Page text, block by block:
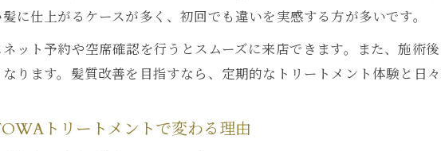
一人ひとりの悩みに寄り添うULTOWAトリートメン
髪のうねりやパサつきにULTOWAトリートメントが
他の髪質改善トリートメントとの違いを徹底解説
ULTOWAトリートメントで叶うサラサラ髪の秘密
に仕上がるケースが多く、初回でも違いを実感する方が多いです。
ット予約や空席確認を行うとスムーズに来店できます。また、施術
ります。髪質改善を目指すなら、定期的なトリートメント体験と日々
トリートメントで変わる理由